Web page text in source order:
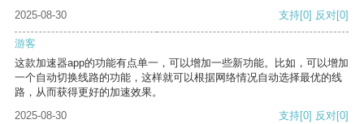
2025-08-30 支持[0] 反对[0]
游客
这款加速器app的功能有点单一，可以增加一些新功能。比如，可以增加
一个自动切换线路的功能，这样就可以根据网络情况自动选择最优的线
路，从而获得更好的加速效果。
2025-08-30
支持[0] 反对[0]